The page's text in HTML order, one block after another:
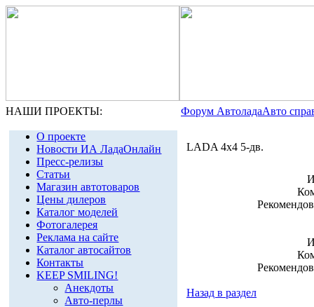
НАШИ ПРОЕКТЫ: Форум АвтоладаАвто
О проекте
Новости ИА ЛадаОнлайн
Пресс-релизы
Статьи
Магазин автотоваров
Цены дилеров
Каталог моделей
Фотогалерея
Реклама на сайте
Каталог автосайтов
Контакты
KEEP SMILING!
Анекдоты
Авто-перлы
LADA 4x4 5-дв.
Назад в раздел